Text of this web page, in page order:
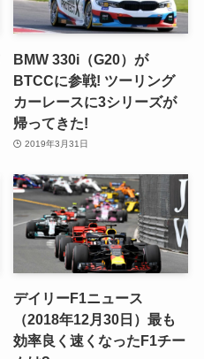
BMW 330i（G20）が
BTCCに参戦! ツーリング
カーレースに3シリーズが
帰ってきた!
2019年3月31日
デイリーF1ニュース
（2018年12月30日）最も
効率良く速くなったF1チー